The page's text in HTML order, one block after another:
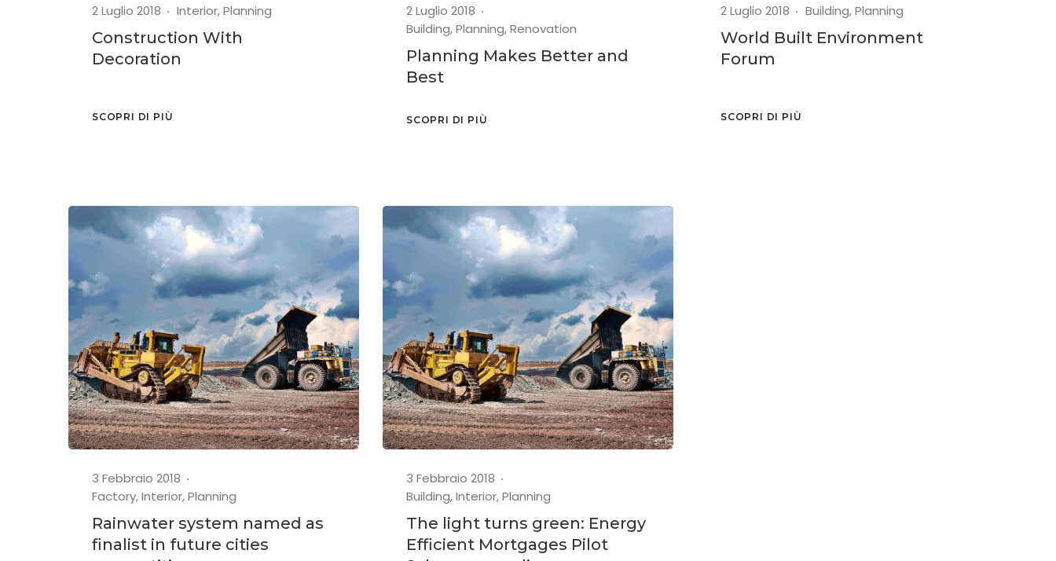
2 Luglio 2018 Interior,Planning
Construction With
Decoration
SCOPRI DI PIÙ
2 Luglio 2018
Building,Planning,Renovation
Planning Makes Better and
Best
SCOPRI DI PIÙ
2 Luglio 2018 Building,Planning
World Built Environment
Forum
SCOPRI DI PIÙ
3 Febbraio 2018
Factory,Interior,Planning
Rainwater system named as
finalist in future cities
3 Febbraio 2018
Building,Interior,Planning
The light turns green: Energy
Efficient Mortgages Pilot